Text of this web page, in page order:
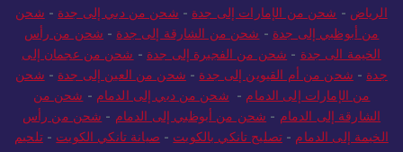
الرياض -شحن من الإمارات إلى جدة-شحن من دبي إلى جدة-شحن
من أبوظبي إلى جدة -شحن من الشارقة إلى جدة- شحن من رأس
الخيمة الى جدة-شحن من الفجيرة إلى جدة-شحن من عجمان إلى
جدة-شحن من أم القيوين إلى جدة-شحن من العين إلى جدة-شحن
من الإمارات إلى الدمام -شحن من دبي إلى الدمام -شحن من
الشارقة إلى الدمام - شحن من أبوظبي إلى الدمام -شحن من رأس
الخيمة إلى الدمام -تصليح تانكي بالكويت-صيانة تانكي الكويت-تلحيم